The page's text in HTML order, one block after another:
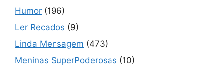
Humor (196)
Ler Recados (9)
Linda Mensagem (473)
Meninas SuperPoderosas (10)